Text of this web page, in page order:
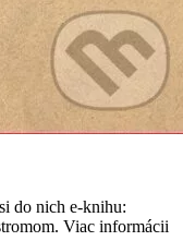
do nich e-knihu:
Viac informácii